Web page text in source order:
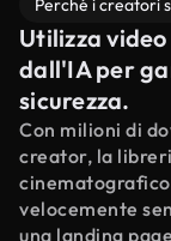
Perché i creatori
Utilizza
dall'IA per
sicurezza.
Con milioni di
creator, la
velocemente
una landing